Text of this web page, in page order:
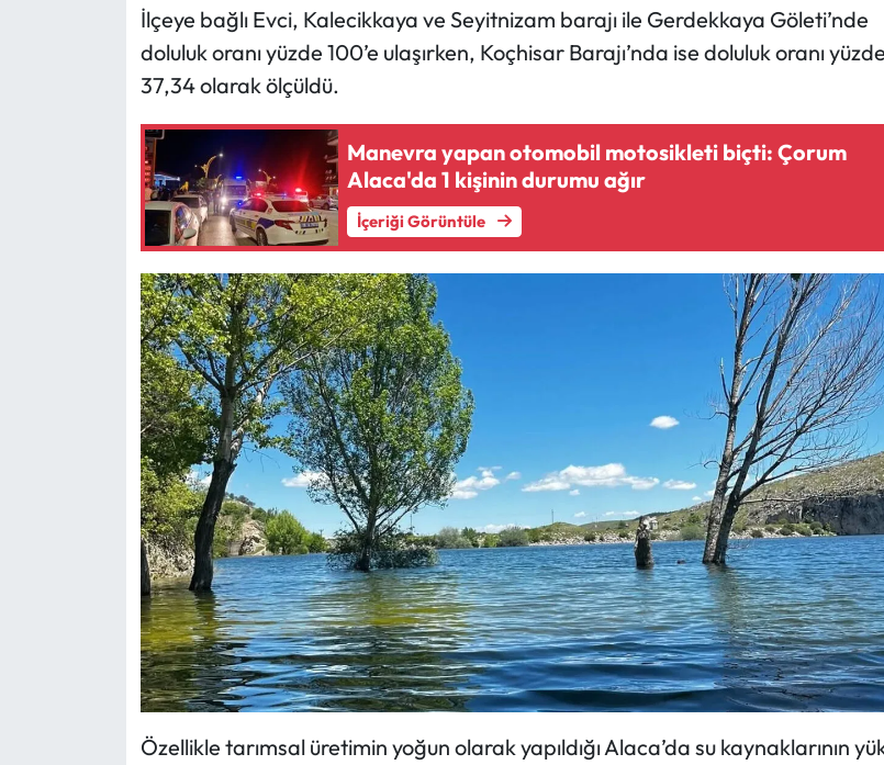
İlçeye bağlı Evci, Kalecikkaya ve Seyitnizam barajı ile Gerdekkaya Göleti’nde
doluluk oranı yüzde 100’e ulaşırken, Koçhisar Barajı’nda ise doluluk oranı yüzde
37,34 olarak ölçüldü.
Manevra yapan otomobil motosikleti biçti: Çorum
Alaca'da 1 kişinin durumu ağır
İçeriği Görüntüle
Özellikle tarımsal üretimin yoğun olarak yapıldığı Alaca’da su kaynaklarının
Kültür Sanat
Laçin Haberleri
Mecitözü Haberleri
Ortaköy Haberleri
Osmancık Haberleri
Otomotiv
Resmi İlan
Resmi Reklam